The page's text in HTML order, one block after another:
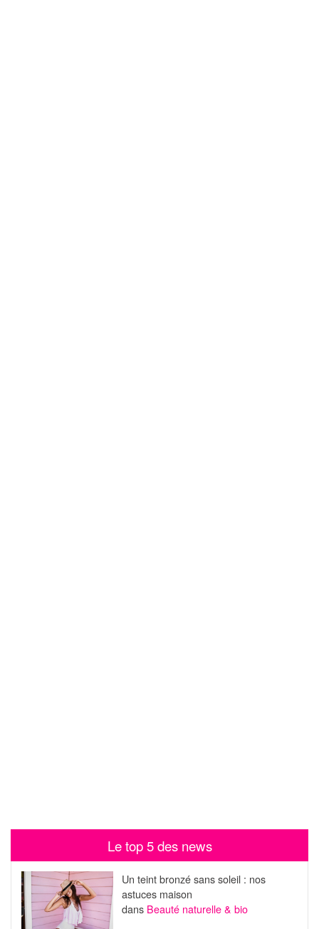
Le top 5 des news
Un teint bronzé sans soleil : nos
astuces maison
dans Beauté naturelle & bio